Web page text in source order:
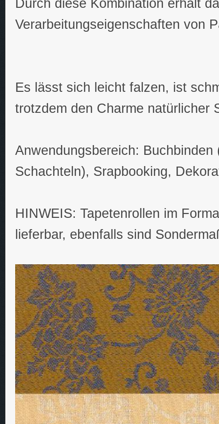
Durch diese Kombination erhält
Verarbeitungseigenschaften von
Es lässt sich leicht falzen, ist
trotzdem den Charme natürlicher
Anwendungsbereich:
Schachteln), Srapbooking,
HINWEIS: Tapetenrollen im
lieferbar, ebenfalls sind